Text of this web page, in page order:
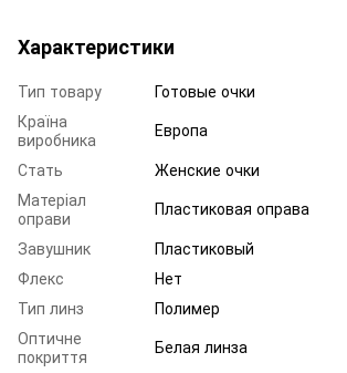
Характеристики
Тип товару
Готовые очки
Країна
виробника
Европа
Стать
Женские очки
Матеріал
оправи
Пластиковая оправа
Завушник
Пластиковый
Флекс
Нет
Тип линз
Полимер
Оптичне
покриття
Белая линза